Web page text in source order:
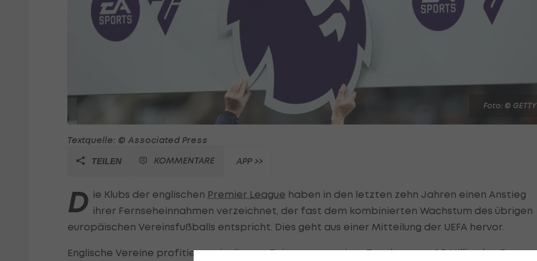
Foto: © GETTY
Textquelle: © Associated Press
TEILEN KOMMENTARE APP >>
D ie Klubs der englischen Premier League haben in den letzten zehn Jahren einen Anstieg
ihrer Fernseheinnahmen verzeichnet, der fast dem kombinierten Wachstum des übrigen
europäischen Vereinsfußballs entspricht. Dies geht aus einer Mitteilung der UEFA hervor.
Englische Vereine profitierten in diesem Zeitraum von einer Zunahme von 1,5 Milliarden Euro.